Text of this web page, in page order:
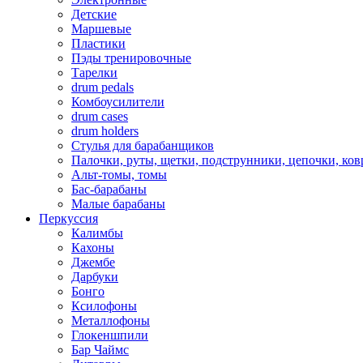
Детские
Маршевые
Пластики
Пэды тренировочные
Тарелки
drum pedals
Комбоусилители
drum cases
drum holders
Стулья для барабанщиков
Палочки, руты, щетки, подструнники, цепочки,
Альт-томы, томы
Бас-барабаны
Малые барабаны
Перкуссия
Калимбы
Кахоны
Джембе
Дарбуки
Бонго
Ксилофоны
Металлофоны
Глокеншпили
Бар Чаймс